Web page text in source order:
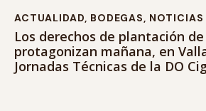
ACTUALIDAD, BODEGAS, NOTICIAS
Los derechos de plantación
protagonizan mañana, en
Jornadas Técnicas de la DO